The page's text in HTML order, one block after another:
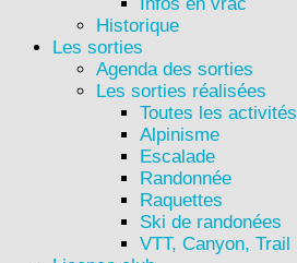
Historique
Les sorties
Agenda des sorties
Les sorties réalisées
Toutes les activités
Alpinisme
Escalade
Randonnée
Raquettes
Ski de randonées
VTT, Canyon, Trail